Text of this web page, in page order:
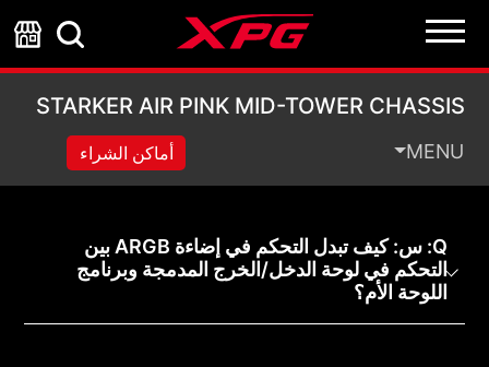
TOWER CHASSIS
STARKER AIR PINK MID-TOWER CHASSIS
MENU أماكن الشراء
Q: س: كيف تبدل التحكم في إضاءة ARGB بين
التحكم في لوحة الدخل/الخرج المدمجة وبرنامج
اللوحة الأم؟